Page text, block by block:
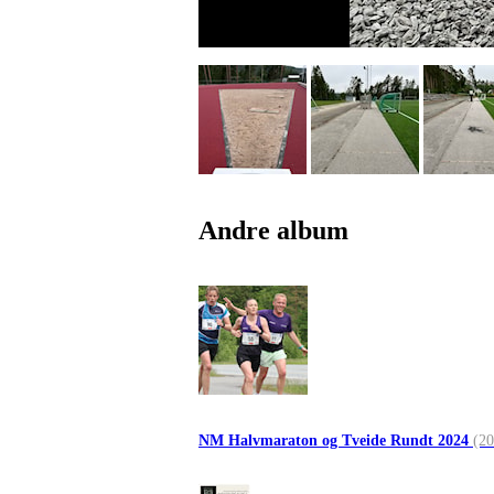
Andre album
NM Halvmaraton og Tveide Rundt 2024